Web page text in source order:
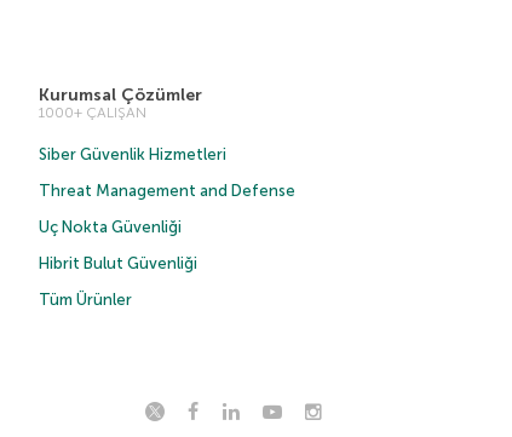
Kurumsal Çözümler
1000+ ÇALIŞAN
Siber Güvenlik Hizmetleri
Threat Management and Defense
Uç Nokta Güvenliği
Hibrit Bulut Güvenliği
Tüm Ürünler